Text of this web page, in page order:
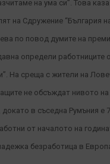
на ума си”. Това
на Сдружение “България
по повод думите на
определи
На среща с жители на
не обсъждат нивото на
докато в съседна Румъния е
от началото на
безработица в